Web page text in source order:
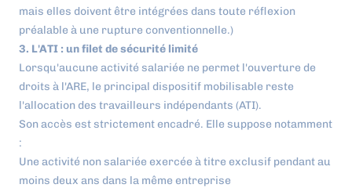
mais elles doivent être intégrées dans toute réflexion
préalable à une rupture conventionnelle.)
3. L'ATI : un filet de sécurité limité
Lorsqu'aucune activité salariée ne permet l'ouverture de
droits à l'ARE, le principal dispositif mobilisable reste
l'allocation des travailleurs indépendants (ATI).
Son accès est strictement encadré. Elle suppose notamment
:
Une activité non salariée exercée à titre exclusif pendant au
moins deux ans dans la même entreprise